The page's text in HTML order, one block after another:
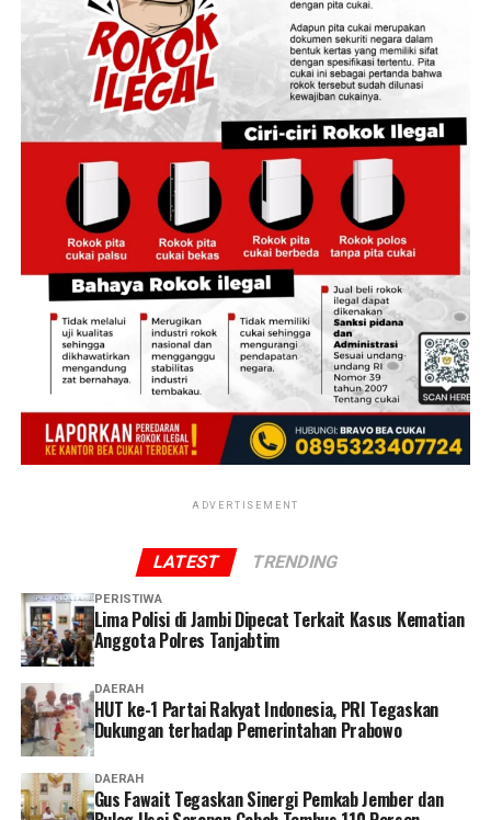
‎Sementara itu, Direktur Reserse Kriminal Umum Polda
Jambi, Kombes Pol Jimmy Christian Samma, bilang
bahwa polisi telah melakukan olah tempat kejadian
perkara (TKP) untuk mengungkap penyebab kebakaran.
‎”Saat ini penyebabnya masih dalam proses penyelidikan
dan perkembangan selanjutnya akan kami sampaikan,”
ujarnya.
‎Salah seorang warga di sekitar lokasi mengatakan
sebelum api membesar ia melihat kepulan asap hitam
keluar dari salah satu bangunan asrama. Tak lama
kemudian, kobaran api dengan cepat membesar dan
merambat ke bangunan lainnya.
‎”Awalnya terlihat asap hitam, lalu muncul api besar.
Karena angin cukup kencang, api cepat menyebar ke
asrama lainnya,” katanya.
Juan AmbaritaADVERTISEMENT
LATEST TRENDING
PERISTIWA
Lima Polisi di Jambi Dipecat Terkait Kasus Kematian
Anggota Polres Tanjabtim
DAERAH
HUT ke-1 Partai Rakyat Indonesia, PRI Tegaskan
Dukungan terhadap Pemerintahan Prabowo
DAERAH
Gus Fawait Tegaskan Sinergi Pemkab Jember dan